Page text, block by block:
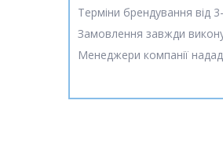
Терміни брендування від
Замовлення завжди
Менеджери компанії